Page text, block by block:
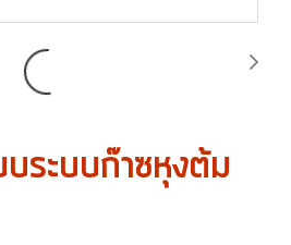
ระบบก๊าซหุงต้ม